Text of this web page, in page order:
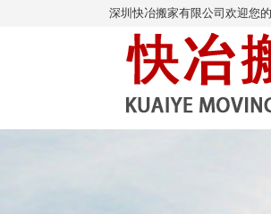
深圳快冶搬家有限公司欢迎您的